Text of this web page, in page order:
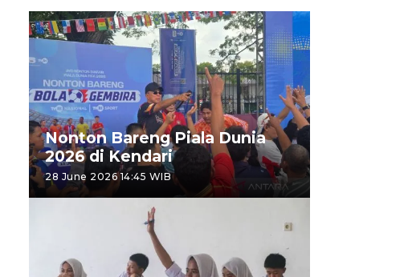
Nonton Bareng Piala Dunia
2026 di Kendari
28 June 2026 14:45 WIB